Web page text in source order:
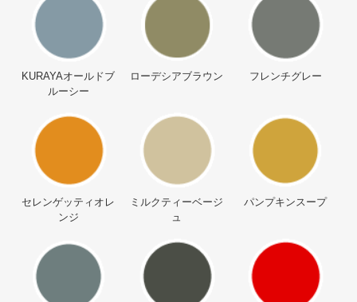
KURAYAオールドブ
ルーシー
ローデシアブラウン フレンチグレー
セレンゲッティオレ
ンジ
ミルクティーベージ
ュ
パンプキンスープ